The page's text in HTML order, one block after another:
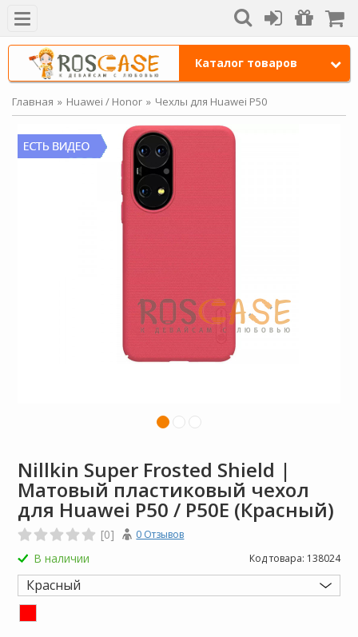
Каталог товаров
Главная Huawei / Honor Чехлы для Huawei P50
Nillkin Super Frosted Shield |
Матовый пластиковый чехол
для Huawei P50 / P50E (Красный)
[0] 0 Отзывов
В наличии Код товара: 138024
Красный